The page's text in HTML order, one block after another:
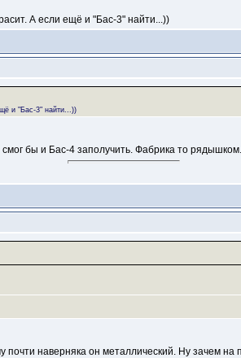
А если ещё и "Бас-3" найти...))
и "Бас-3" найти...))
бы и Бас-4 заполучить. Фабрика то
почти наверняка он металлический. Ну зачем